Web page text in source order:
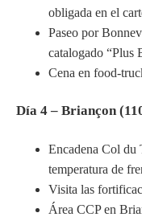
obligada en el
Paseo por
catalogado “Plus
Cena en food-
Día 4 – Briançon
Encadena Col du
temperatura de
Visita las
Área CCP en